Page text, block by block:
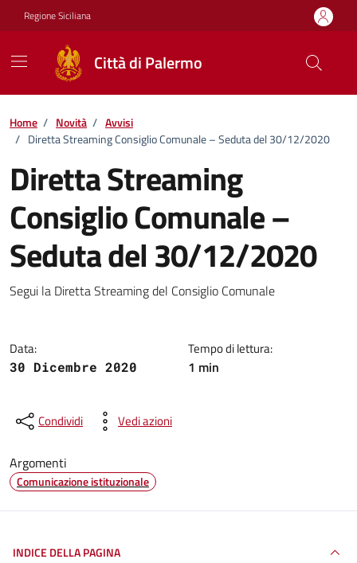
Vai ai contenuti
Vai al footer
Regione Siciliana
Città di Palermo
Home / Novità / Avvisi
/ Diretta Streaming Consiglio Comunale – Seduta del 30/12/2020
Diretta Streaming
Consiglio Comunale –
Seduta del 30/12/2020
Dettagli della notizia
Segui la Diretta Streaming del Consiglio Comunale
Data:
30 Dicembre 2020
Tempo di lettura:
1 min
Condividi Vedi azioni
Argomenti
Comunicazione istituzionale
INDICE DELLA PAGINA